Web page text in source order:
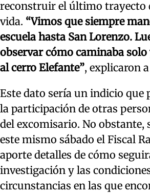
reconstruir el último trayecto
vida. “Vimos que siempre
escuela hasta San Lorenzo.
observar cómo caminaba solo
al cerro Elefante”, explicaron a
Este dato sería un indicio que
la participación de otras
del excomisario. No obstante,
este mismo sábado el Fiscal
aporte detalles de cómo
investigación y las
circunstancias en las que